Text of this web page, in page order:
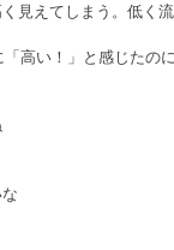
見えてしまう。低く
高い！」と感じたの